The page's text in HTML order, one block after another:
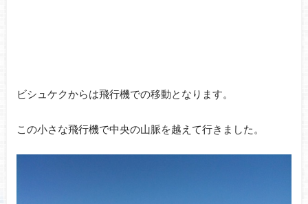
ビシュケクからは飛行機での移動となります。
この小さな飛行機で中央の山脈を越えて行きました。